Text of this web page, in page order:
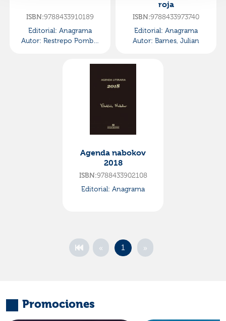
ISBN:9788433910189
Editorial: Anagrama
Autor: Restrepo Pombo,
roja
ISBN:9788433973740
Editorial: Anagrama
Autor: Barnes, Julian
Agenda nabokov
2018
ISBN:9788433902108
Editorial: Anagrama
« 1 »
Promociones